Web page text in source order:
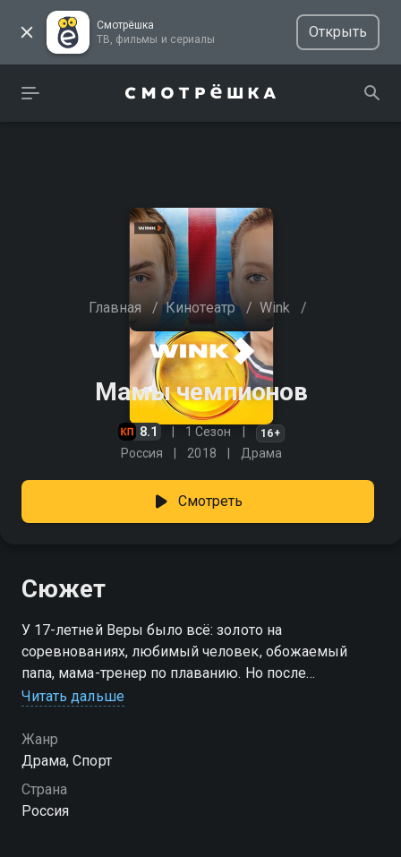
Смотрёшка
ТВ, фильмы и сериалы
Открыть
Главная / Кинотеатр / Wink /
Мамы чемпионов
8.1 1 Сезон 16+
Россия 2018 Драма
Смотреть
Сюжет
У 17-летней Веры было всё: золото на
соревнованиях, любимый человек, обожаемый
папа, мама-тренер по плаванию. Но после
предательства мамы в один момент от Веры
неожиданно покидает большой спорт и остаётся
одна с ребёнком на руках. Спустя 15 лет, она
успешный тренер, среди подопечных которой  её
сын Кирилл. Только прошлое не отпускает Веру и
Читать дальше
Жанр
Драма, Спорт
Страна
Россия